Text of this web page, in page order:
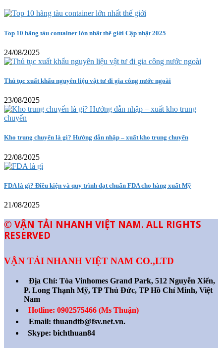
Top 10 hãng tàu container lớn nhất thế giới Cập nhật 2025
24/08/2025
Thủ tục xuất khẩu nguyên liệu vật tư đi gia công nước ngoài
23/08/2025
Kho trung chuyển là gì? Hướng dẫn nhập – xuất kho trung chuyển
22/08/2025
FDA là gì? Điều kiện và quy trình đạt chuẩn FDA cho hàng xuất Mỹ
21/08/2025
© VẬN TẢI NHANH VIỆT NAM. ALL RIGHTS
RESERVED
VẬN TẢI NHANH VIỆT NAM CO.,LTD
Địa Chỉ: Tòa Vinhomes Grand Park, 512 Nguyễn Xiển,
P. Long Thạnh Mỹ, TP Thủ Đức, TP Hồ Chí Minh, Việt
Nam
Hotline: 0902575466 (Ms Thuận)
Email: thuandtb@fsv.net.vn.
Skype: bichthuan84